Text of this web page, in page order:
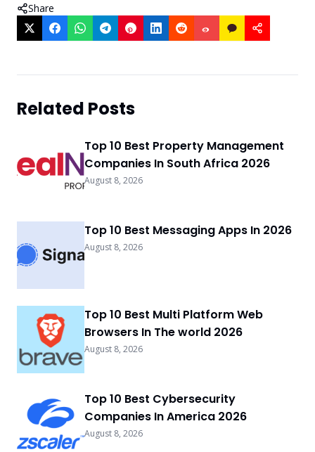
Share
Related Posts
Top 10 Best Property Management
Companies In South Africa 2026
August 8, 2026
Top 10 Best Messaging Apps In 2026
August 8, 2026
Top 10 Best Multi Platform Web
Browsers In The world 2026
August 8, 2026
Top 10 Best Cybersecurity
Companies In America 2026
August 8, 2026